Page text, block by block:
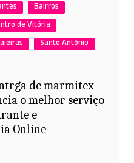
Bairros
de Vitória
Santo Antônio
de marmitex –
o melhor serviço
e
Online